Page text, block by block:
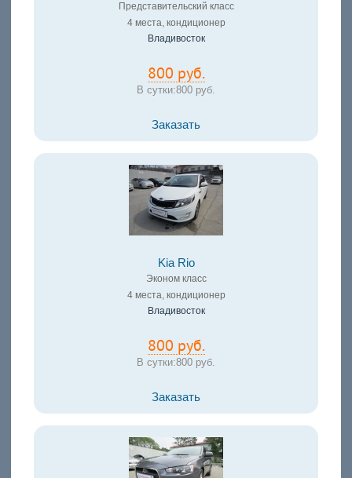
Представительский класс
4 места, кондиционер
Владивосток
800 руб.
В сутки:800 руб.
Заказать
Kia Rio
Эконом класс
4 места, кондиционер
Владивосток
800 руб.
В сутки:800 руб.
Заказать